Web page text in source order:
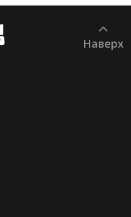
Наверх